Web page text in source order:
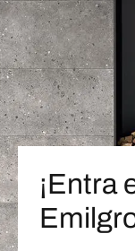
¡Entra